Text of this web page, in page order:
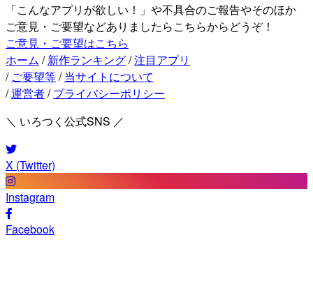
「こんなアプリが欲しい！」や不具合のご報告やそのほか
ご意見・ご要望などありましたらこちらからどうぞ！
ご意見・ご要望はこちら
ホーム / 新作ランキング/注目アプリ
/ ご要望等/ 当サイトについて
/運営者/ プライバシーポリシー
＼ いろつく公式SNS ／
X (Twitter)
Instagram
Facebook